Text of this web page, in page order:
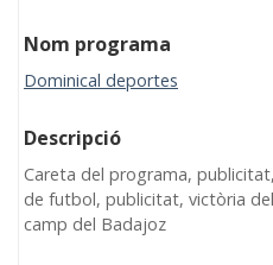
Nom programa
Dominical deportes
Descripció
Careta del programa,
de futbol, publicitat, victòria
camp del Badajoz